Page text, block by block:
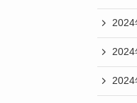
2024
2024
2024